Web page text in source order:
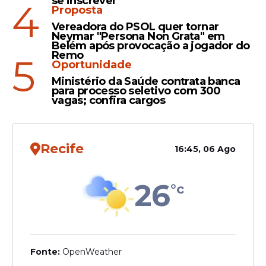
Executivo.
Além da tornozeleira, Bolsonaro foi
proibido de acessar redes sociais, como
medida tem como objetivo evitar eventuais
manifestações públicas que possam
4
Proposta
Vereadora do PSOL quer tornar
Neymar "Persona Non Grata" em
Belém após provocação a jogador do
Remo
5
Oportunidade
Ministério da Saúde contrata banca
para processo seletivo com 300
vagas; confira cargos
Recife 16:45, 06 Ago
26°c
Fonte: OpenWeather